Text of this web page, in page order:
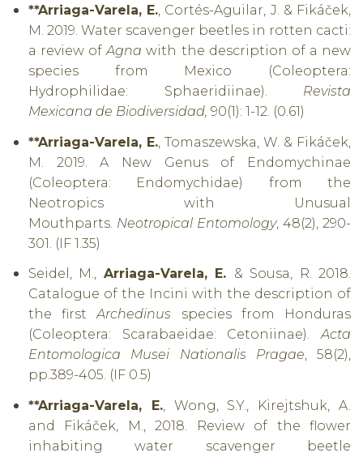
**Arriaga-Varela, E., Cortés-Aguilar, J. & Fikáček,
M. 2019. Water scavenger beetles in rotten cacti:
a review ofAgnawith the description of a new
species from Mexico (Coleoptera:
Hydrophilidae: Sphaeridiinae). Revista
Mexicana de Biodiversidad, 90(1): 1-12. (0.61)
**Arriaga-Varela, E. , Tomaszewska, W. & Fikáček,
M. 2019.A New Genus of Endomychinae
(Coleoptera: Endomychidae) from the
Neotropics with Unusual
Mouthparts. Neotropical Entomology, 48(2), 290-
301. (IF 1.35)
Seidel, M., Arriaga-Varela, E. & Sousa, R. 2018.
Catalogue of the Incini with the description of
the firstArchedinus species from Honduras
(Coleoptera: Scarabaeidae: Cetoniinae).Acta
Entomologica Musei Nationalis Pragae, 58(2),
pp.389-405. (IF 0.5)
**Arriaga-Varela, E., Wong, S.Y., Kirejtshuk, A.
and Fikáček, M., 2018. Review of the flower
inhabiting water scavenger beetle